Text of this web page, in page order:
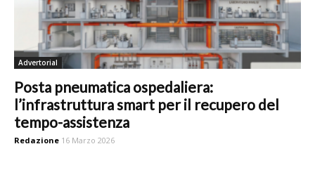
Advertorial
Posta pneumatica ospedaliera:
l’infrastruttura smart per il recupero del
tempo-assistenza
Redazione 16 Marzo 2026